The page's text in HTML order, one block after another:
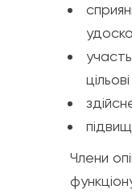
Члени